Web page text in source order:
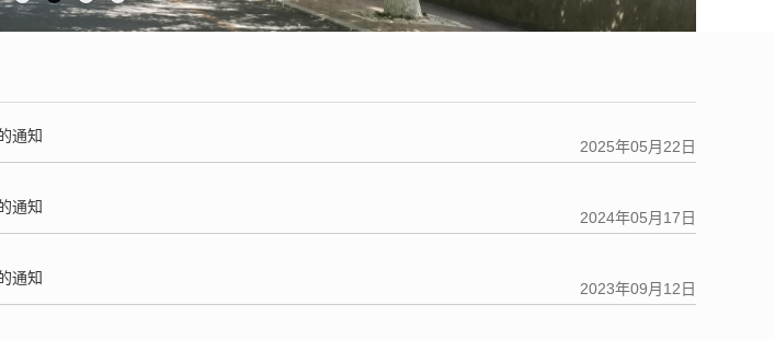
通知
2025年05月22日
通知
2024年05月17日
通知
2023年09月12日